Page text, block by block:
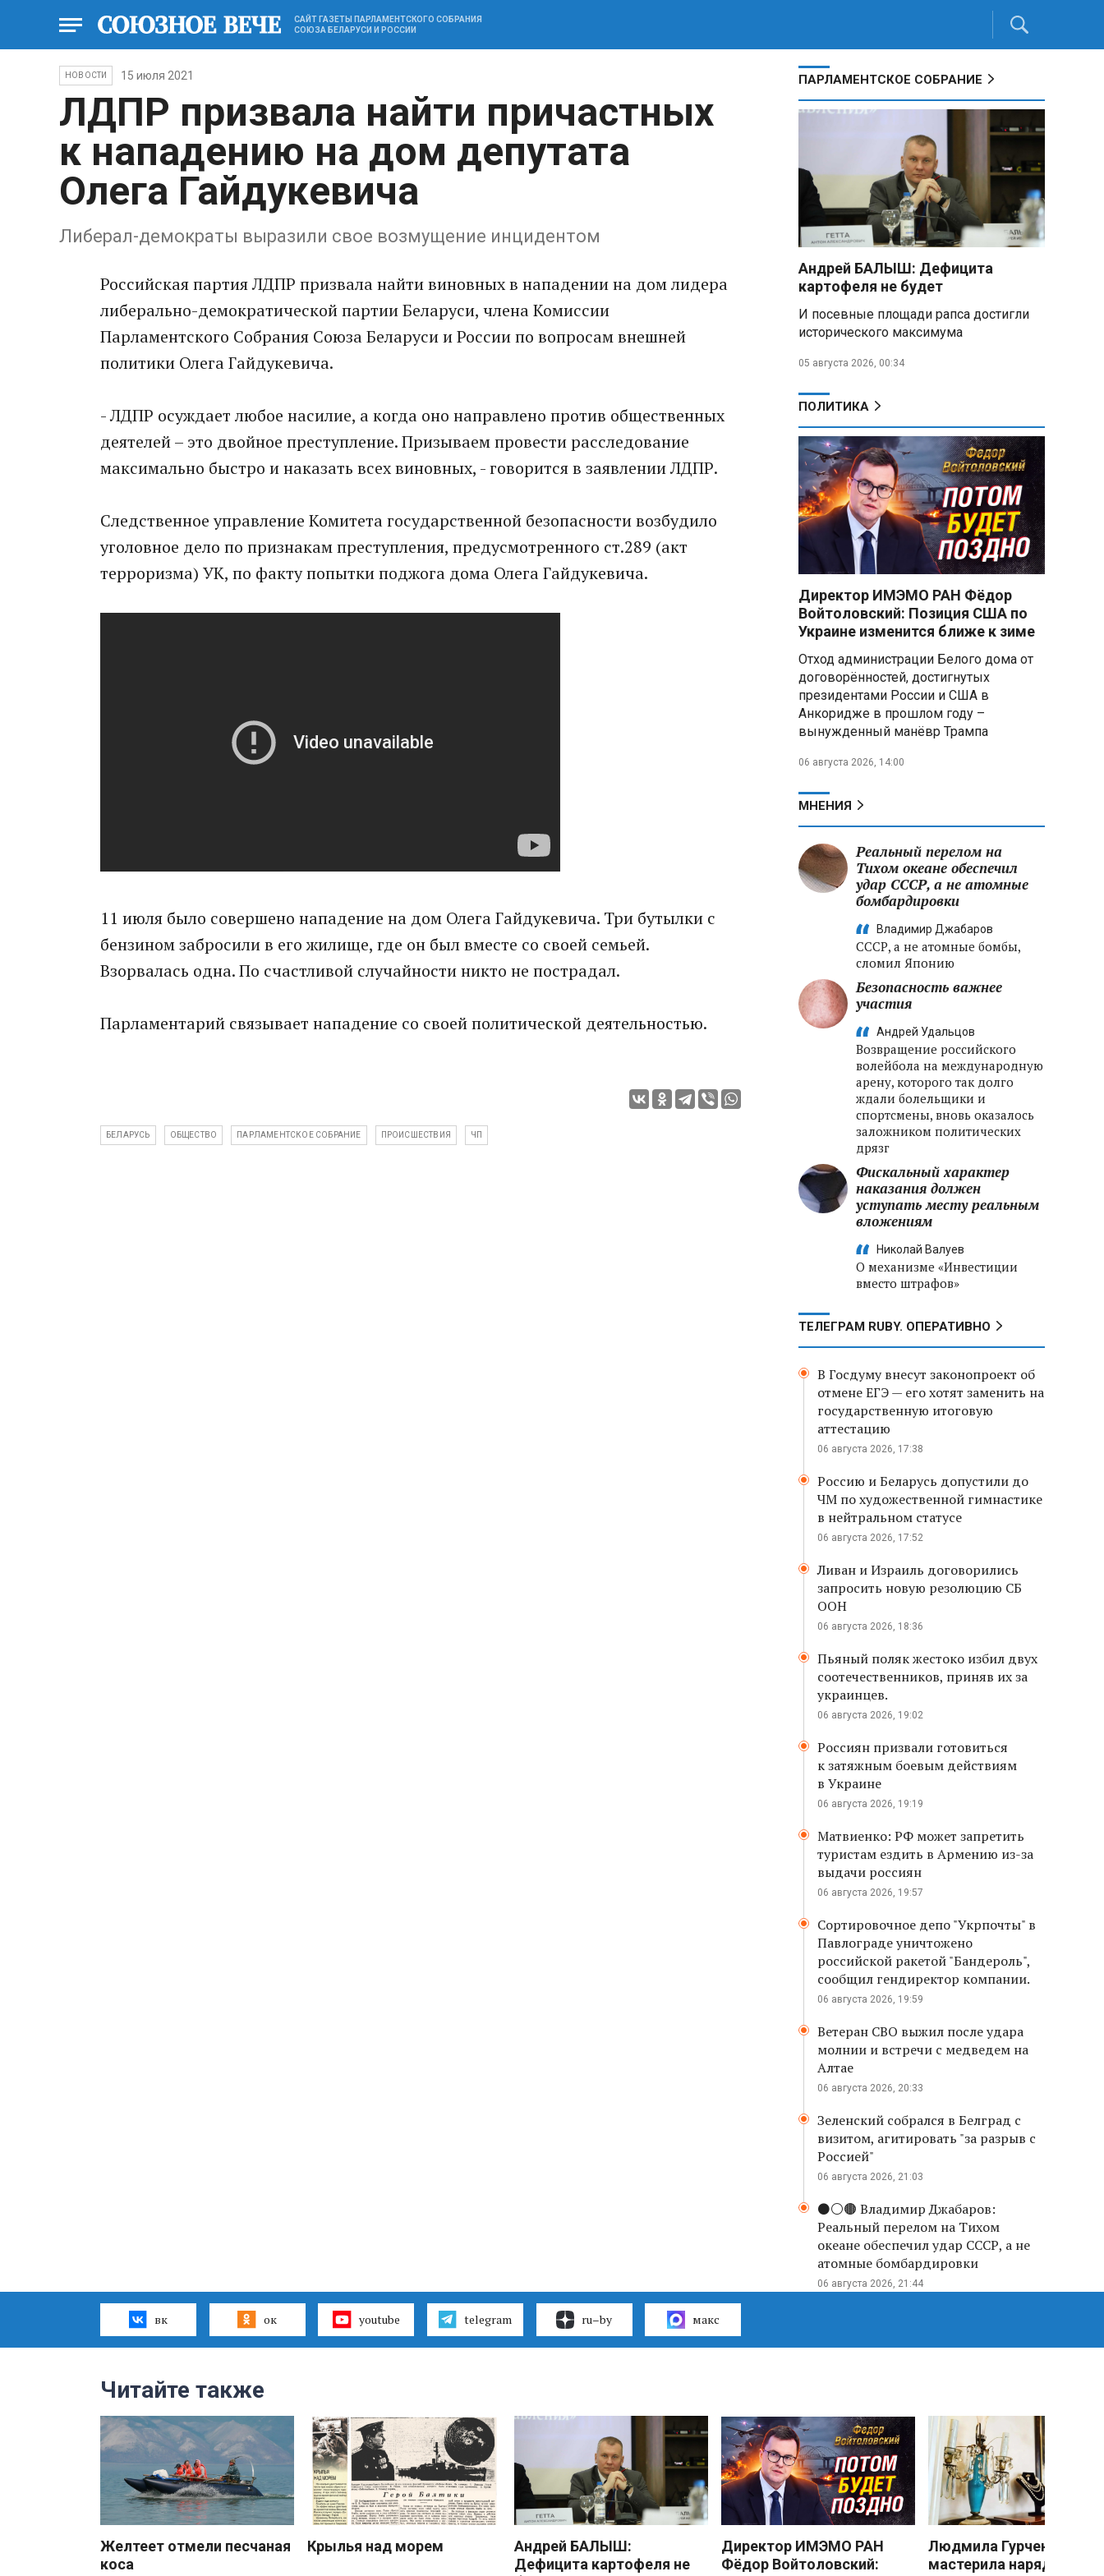
САЙТ ГАЗЕТЫ ПАРЛАМЕНТСКОГО СОБРАНИЯ
СОЮЗА БЕЛАРУСИ И РОССИИ
НОВОСТИ 15 июля 2021
ЛДПР призвала найти причастных
к нападению на дом депутата
Олега Гайдукевича
Либерал-демократы выразили свое возмущение инцидентом
Российская партия ЛДПР призвала найти виновных в нападении на дом лидера
либерально-демократической партии Беларуси, члена Комиссии
Парламентского Собрания Союза Беларуси и России по вопросам внешней
политики Олега Гайдукевича.
- ЛДПР осуждает любое насилие, а когда оно направлено против общественных
деятелей – это двойное преступление. Призываем провести расследование
максимально быстро и наказать всех виновных, - говорится в заявлении ЛДПР.
Следственное управление Комитета государственной безопасности возбудило
уголовное дело по признакам преступления, предусмотренного ст.289 (акт
терроризма) УК, по факту попытки поджога дома Олега Гайдукевича.
11 июля было совершено нападение на дом Олега Гайдукевича. Три бутылки с
бензином забросили в его жилище, где он был вместе со своей семьей.
Взорвалась одна. По счастливой случайности никто не пострадал.
Парламентарий связывает нападение со своей политической деятельностью.
БЕЛАРУСЬ ОБЩЕСТВО ПАРЛАМЕНТСКОЕ СОБРАНИЕ ПРОИСШЕСТВИЯ ЧП
ПАРЛАМЕНТСКОЕ СОБРАНИЕ
Андрей БАЛЫШ: Дефицита
картофеля не будет
И посевные площади рапса достигли
исторического максимума
05 августа 2026, 00:34
ПОЛИТИКА
Директор ИМЭМО РАН Фёдор
Войтоловский: Позиция США по
Украине изменится ближе к зиме
Отход администрации Белого дома от
договорённостей, достигнутых
президентами России и США в
Анкоридже в прошлом году –
вынужденный манёвр Трампа
06 августа 2026, 14:00
МНЕНИЯ
Реальный перелом на
Тихом океане обеспечил
удар СССР, а не атомные
бомбардировки
Владимир Джабаров
СССР, а не атомные бомбы,
сломил Японию
Безопасность важнее
участия
Андрей Удальцов
Возвращение российского
волейбола на международную
арену, которого так долго
ждали болельщики и
спортсмены, вновь оказалось
заложником политических
дрязг
Фискальный характер
наказания должен
уступать месту реальным
вложениям
Николай Валуев
О механизме «Инвестиции
вместо штрафов»
ТЕЛЕГРАМ RUBY. ОПЕРАТИВНО
В Госдуму внесут законопроект об
отмене ЕГЭ — его хотят заменить на
государственную итоговую
аттестацию
06 августа 2026, 17:38
Россию и Беларусь допустили до
ЧМ по художественной гимнастике
в нейтральном статусе
06 августа 2026, 17:52
Ливан и Израиль договорились
запросить новую резолюцию СБ
ООН
06 августа 2026, 18:36
Пьяный поляк жестоко избил двух
соотечественников, приняв их за
украинцев.
06 августа 2026, 19:02
Россиян призвали готовиться
к затяжным боевым действиям
в Украине
06 августа 2026, 19:19
Матвиенко: РФ может запретить
туристам ездить в Армению из-за
выдачи россиян
06 августа 2026, 19:57
Сортировочное депо "Укрпочты" в
Павлограде уничтожено
российской ракетой "Бандероль",
сообщил гендиректор компании.
06 августа 2026, 19:59
Ветеран СВО выжил после удара
молнии и встречи с медведем на
Алтае
06 августа 2026, 20:33
Зеленский собрался в Белград с
визитом, агитировать "за разрыв с
Россией"
06 августа 2026, 21:03
⚫️⚪️🟤 Владимир Джабаров:
Реальный перелом на Тихом
океане обеспечил удар СССР, а не
атомные бомбардировки
06 августа 2026, 21:44
вк ок youtube telegram ru–by макс
Читайте также
Желтеет отмели песчаная
коса
Крылья над морем
Андрей БАЛЫШ:
Дефицита картофеля не
Директор ИМЭМО РАН
Фёдор Войтоловский:
Людмила Гурченко
мастерила наряды из